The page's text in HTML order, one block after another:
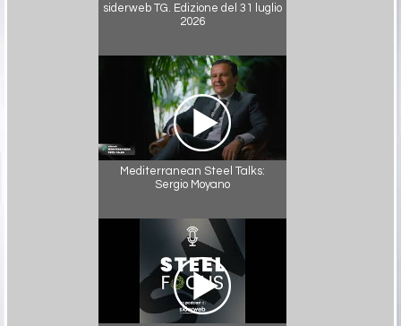
siderweb TG. Edizione del 31 luglio
2026
Mediterranean Steel Talks:
Sergio Moyano